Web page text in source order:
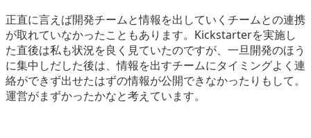
正直に言えば開発チームと情報を出していくチームとの連携
が取れていなかったこともあります。Kickstarterを実施し
た直後は私も状況を良く見ていたのですが、一旦開発のほう
に集中しだした後は、情報を出すチームにタイミングよく連
絡ができず出せたはずの情報が公開できなかったりもして。
運営がまずかったかなと考えています。